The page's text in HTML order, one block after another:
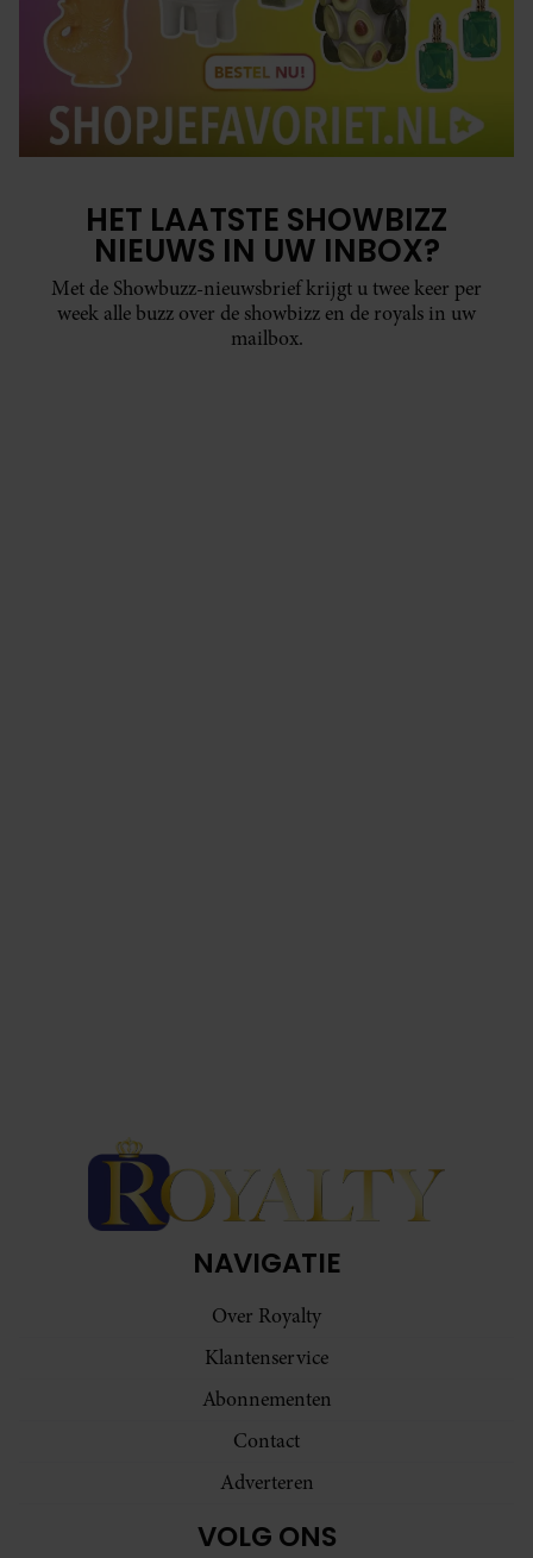
HET LAATSTE SHOWBIZZ
NIEUWS IN UW INBOX?
Met de Showbuzz-nieuwsbrief krijgt u twee keer per
week alle buzz over de showbizz en de royals in uw
mailbox.
NAVIGATIE
Over Royalty
Klantenservice
Abonnementen
Contact
Adverteren
VOLG ONS